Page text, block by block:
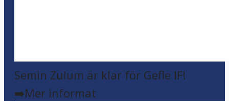
Semin Zulum är klar för Gefle IF!
➡️Mer informat